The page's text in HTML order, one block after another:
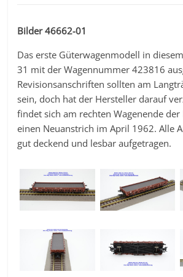
Bilder 46662-01
Das erste Güterwagenmodell in
31 mit der Wagennummer 423816
Revisionsanschriften sollten am
sein, doch hat der Hersteller darauf
findet sich am rechten Wagenende
einen Neuanstrich im April 1962. Alle
gut deckend und lesbar aufgetragen.